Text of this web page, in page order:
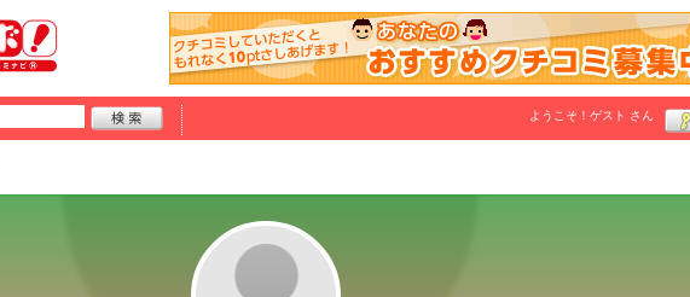
ようこそ！ ゲスト さん